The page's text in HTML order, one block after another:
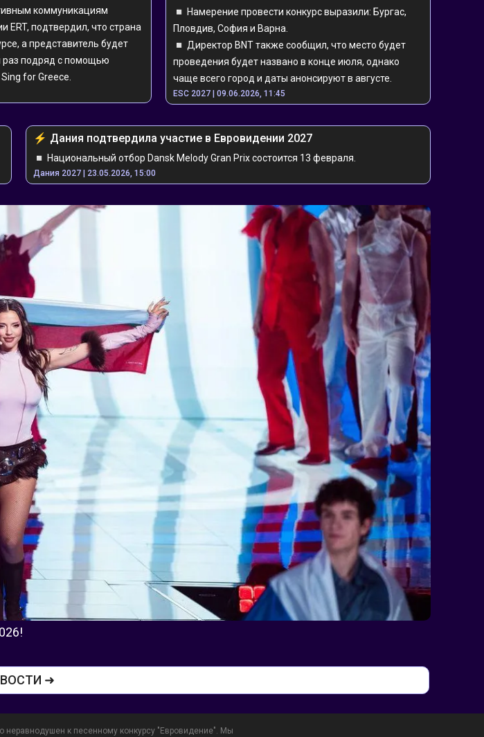
коммуникациям
ERT, подтвердил, что страна
а представитель будет
раз подряд с помощью
for Greece.
◽️ Намерение провести конкурс выразили: Бургас,
Пловдив, София и Варна.
◽️ Директор BNT также сообщил, что место будет
проведения будет названо в конце июля, однако
чаще всего город и даты анонсируют в августе.
ESC 2027 | 09.06.2026, 11:45
⚡️ ️Дания подтвердила участие в Евровидении 2027
◽️ Национальный отбор Dansk Melody Gran Prix состоится 13 февраля.
Дания 2027 | 23.05.2026, 15:00
➜
неравнодушен к песенному конкурсу "Евровидение". Мы